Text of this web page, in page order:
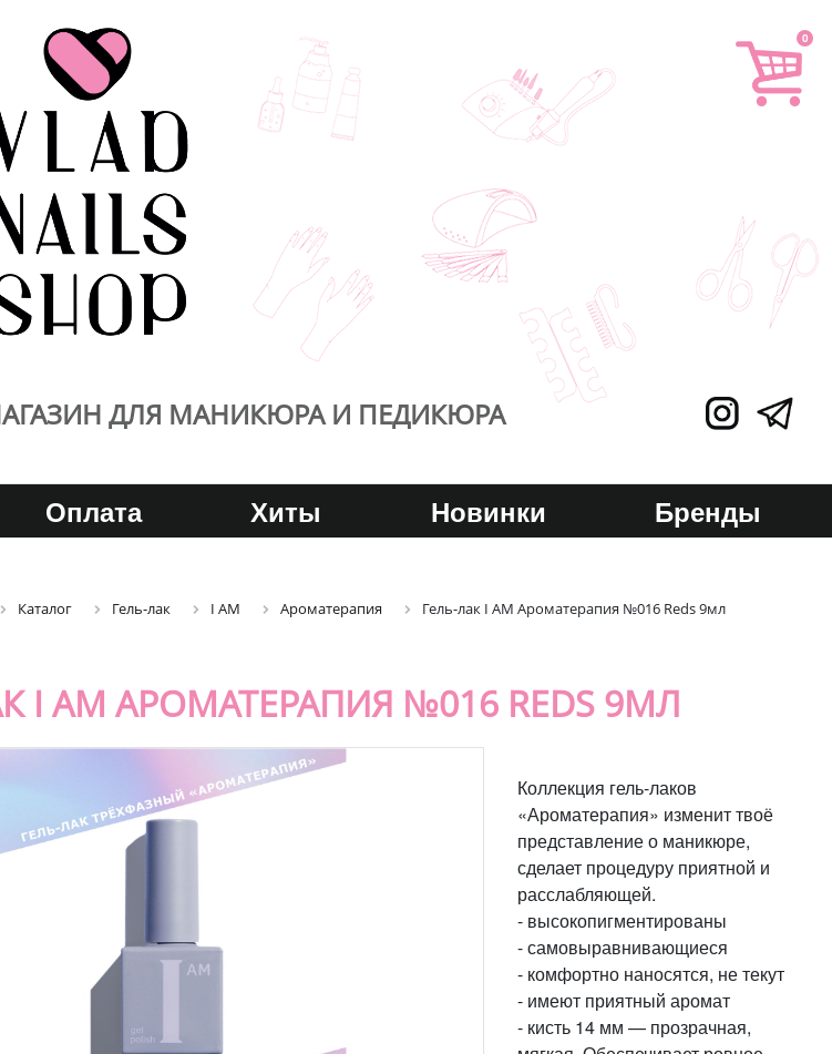
0
ДЛЯ МАНИКЮРА И ПЕДИКЮРА
Оплата Хиты Новинки Бренды
Каталог Гель-лак I AM Ароматерапия Гель-лак I AM Ароматерапия №016 Reds 9мл
I AM АРОМАТЕРАПИЯ №016 REDS 9МЛ
Коллекция гель-лаков
«Ароматерапия» изменит твоё
представление о маникюре,
сделает процедуру приятной и
расслабляющей.
- высокопигментированы
- самовыравнивающиеся
- комфортно наносятся, не текут
- имеют приятный аромат
- кисть 14 мм — прозрачная,